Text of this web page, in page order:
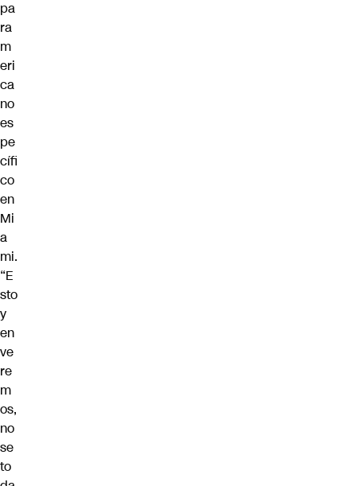
pa
ra
m
eri
ca
no
es
pe
cífi
co
en
Mi
a
mi.
“E
sto
y
en
ve
re
m
os,
no
se
to